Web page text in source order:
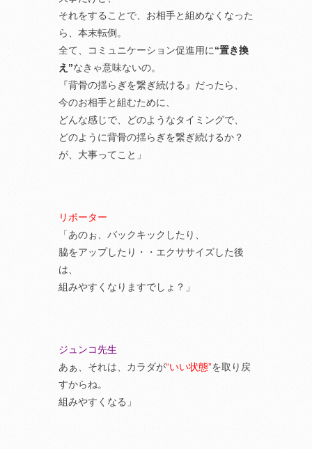
それをすることで、お相手と組めなくなった
ら、本末転倒。
全て、コミュニケーション促進用に“置き換
え”なきゃ意味ないの。
『背骨の揺らぎを繋ぎ続ける』だったら、
今のお相手と組むために、
どんな感じで、どのようなタイミングで、
どのように背骨の揺らぎを繋ぎ続けるか？
が、大事ってこと」
リポーター
「あのぉ、バックキックしたり、
脇をアップしたり・・エクササイズした後
は、
組みやすくなりますでしょ？」
ジュンコ先生
あぁ、それは、カラダが“いい状態”を取り戻
すからね。
組みやすくなる」